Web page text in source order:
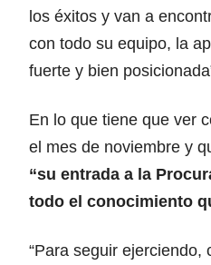
los éxitos y van a
con todo su equipo, la
fuerte y bien
En lo que tiene que ver
el mes de noviembre y
“su entrada a la
todo el conocimiento
“Para seguir ejerciendo,